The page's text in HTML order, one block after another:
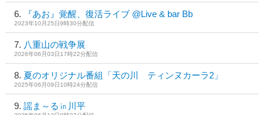
『あお』覚醒、復活ライブ @Live & bar Bb
2023年10月25日9時30分配信
八重山の戦争展
2026年06月03日17時22分配信
夏のオリジナル番組「天の川 ティンヌカーラ2」
2025年06月09日10時24分配信
謡ま～る㏌川平